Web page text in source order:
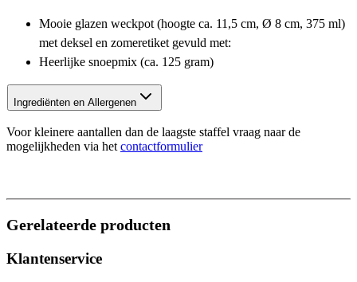
Mooie glazen weckpot (hoogte ca. 11,5 cm, Ø 8 cm, 375 ml)
met deksel en zomeretiket gevuld met:
Heerlijke snoepmix (ca. 125 gram)
Ingrediënten en Allergenen
Voor kleinere aantallen dan de laagste staffel vraag naar de
mogelijkheden via hetcontactformulier
Gerelateerde producten
Klantenservice